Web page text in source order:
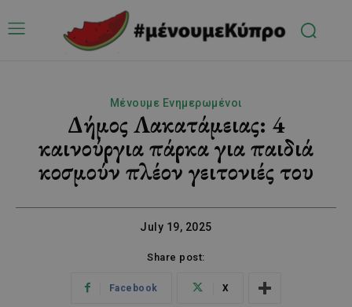
Μένουμε Ενημερωμένοι
Δήμος Λακατάμειας: 4
καινούργια πάρκα για παιδιά
κοσμούν πλέον γειτονιές του
July 19, 2025
Share post:
Facebook X